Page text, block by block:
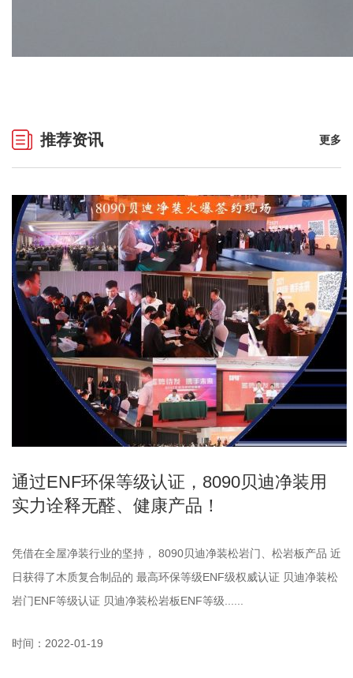
推荐资讯 更多
通过ENF环保等级认证，8090贝迪净装用
实力诠释无醛、健康产品！
凭借在全屋净装行业的坚持， 8090贝迪净装松岩门、松岩板产品 近
日获得了木质复合制品的 最高环保等级ENF级权威认证 贝迪净装松
岩门ENF等级认证 贝迪净装松岩板ENF等级......
时间：2022-01-19